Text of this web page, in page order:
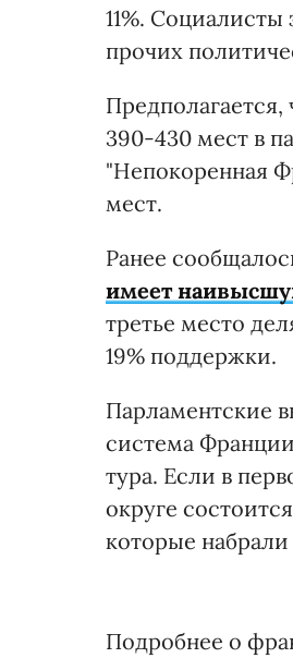
11%.
прочих
390-430 мест в
"Непокоренная
мест.
Ранее
имеет
третье место
19% поддержки.
Парламентские
система Франции
тура. Если в
округе
которые набрали
Подробнее о